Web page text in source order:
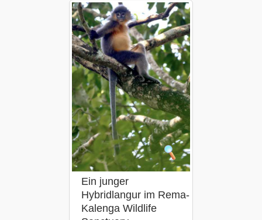
Ein junger
Hybridlangur im Rema-
Kalenga Wildlife